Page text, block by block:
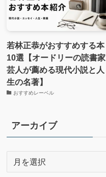
若林正恭がおすすめする本
10選【オードリーの読書家
芸人が薦める現代小説と人
生の名著】
おすすめレーベル
アーカイブ